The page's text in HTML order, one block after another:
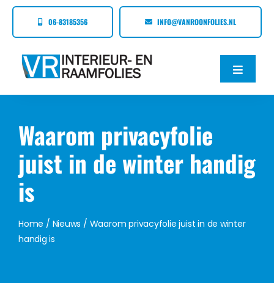
Ga
06-83185356 INFO@VANROONFOLIES.NL
Toggle
Over Van Roon Folies
Diensten
Nieuws
Waarom privacyfolie
juist in de winter handig
is
Home / Nieuws / Waarom privacyfolie juist in de winter
handig is